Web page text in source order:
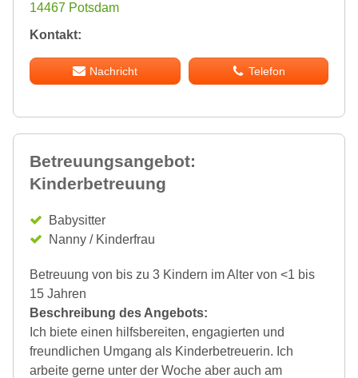
14467 Potsdam
Kontakt:
Nachricht Telefon
Betreuungsangebot:
Kinderbetreuung
Babysitter
Nanny / Kinderfrau
Betreuung von bis zu 3 Kindern im Alter von <1 bis
15 Jahren
Beschreibung des Angebots:
Ich biete einen hilfsbereiten, engagierten und
freundlichen Umgang als Kinderbetreuerin. Ich
arbeite gerne unter der Woche aber auch am